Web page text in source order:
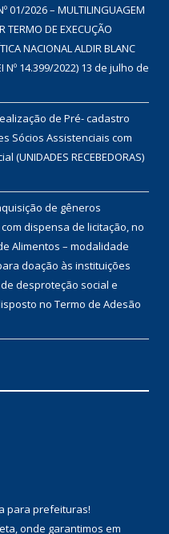
01/2026 – MULTILINGUAGEM
TERMO DE EXECUÇÃO
NACIONAL ALDIR BLANC
Nº 14.399/2022) 13 de julho de
de Pré- cadastro
Sócios Assistenciais com
RECEBEDORAS)
de gêneros
dispensa de licitação, no
Alimentos – modalidade
doação às instituições
desproteção social e
no Termo de Adesão
para prefeituras!
onde garantimos em